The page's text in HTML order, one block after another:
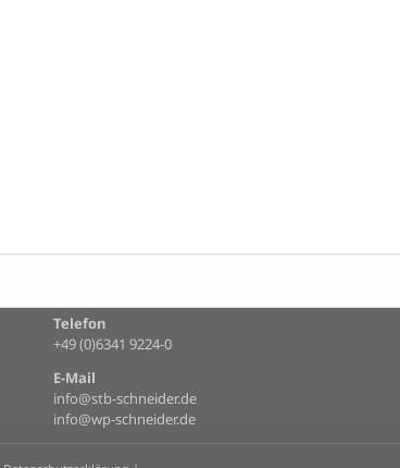
Telefon
+49 (0)6341 9224-0
E-Mail
info@stb-schneider.de
info@wp-schneider.de